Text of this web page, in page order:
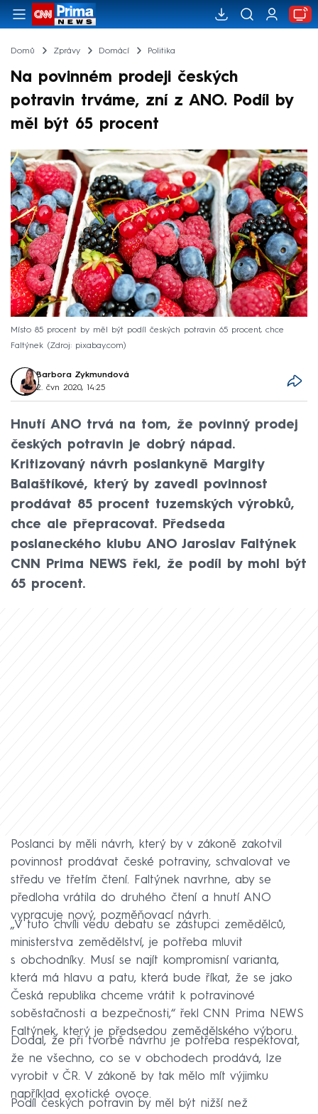
Domů Zprávy Domácí Politika
Na povinném prodeji českých
potravin trváme, zní z ANO. Podíl by
měl být 65 procent
Místo 85 procent by měl být podíl českých potravin 65 procent, chce
Faltýnek
Zdroj: pixabay.com
Barbora Zykmundová
2. čvn 2020, 14:25
Hnutí ANO trvá na tom, že povinný prodej
českých potravin je dobrý nápad.
Kritizovaný návrh poslankyně Margity
Balaštíkové, který by zavedl povinnost
prodávat 85 procent tuzemských výrobků,
chce ale přepracovat. Předseda
poslaneckého klubu ANO Jaroslav Faltýnek
CNN Prima NEWS řekl, že podíl by mohl být
65 procent.
Poslanci by měli návrh, který by v zákoně zakotvil
povinnost prodávat české potraviny, schvalovat ve
středu ve třetím čtení. Faltýnek navrhne, aby se
předloha vrátila do druhého čtení a hnutí ANO
vypracuje nový, pozměňovací návrh.
„V tuto chvíli vedu debatu se zástupci zemědělců,
ministerstva zemědělství, je potřeba mluvit
s obchodníky. Musí se najít kompromisní varianta,
která má hlavu a patu, která bude říkat, že se jako
Česká republika chceme vrátit k potravinové
soběstačnosti a bezpečnosti,“ řekl CNN Prima NEWS
Faltýnek, který je předsedou zemědělského výboru.
Dodal, že při tvorbě návrhu je potřeba respektovat,
že ne všechno, co se v obchodech prodává, lze
vyrobit v ČR. V zákoně by tak mělo mít výjimku
například exotické ovoce.
Podíl českých potravin by měl být nižší než